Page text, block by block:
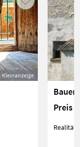
Kleinanzeige
Preis